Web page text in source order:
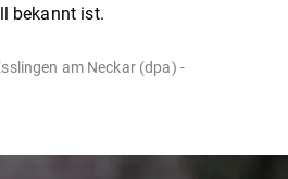
bekannt ist.
am Neckar (dpa) -